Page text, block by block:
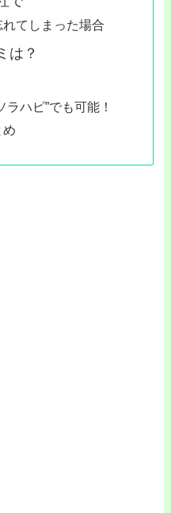
てしまった場合
は？
ハピ”でも可能！
め